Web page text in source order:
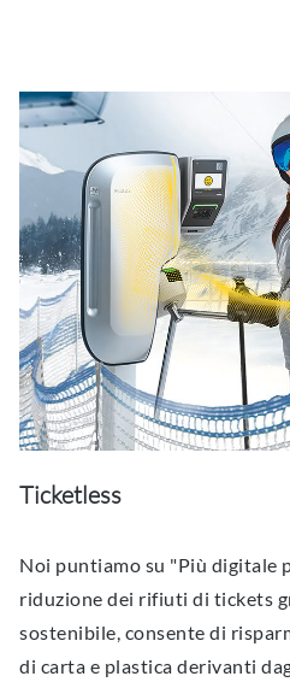
Ticketless
Noi puntiamo su "Più digitale
riduzione dei rifiuti di tickets
sostenibile, consente di
di carta e plastica derivanti